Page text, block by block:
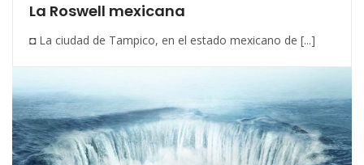
La Roswell mexicana
◘ La ciudad de Tampico, en el estado mexicano de [...]